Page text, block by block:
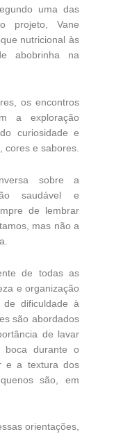
uma das
projeto, Vane
nutricional às
abobrinha na
os encontros
a exploração
curiosidade e
cores e sabores.
sobre a
saudável e
de lembrar
mas não a
de todas as
e organização
dificuldade à
são abordados
de lavar
durante o
e a textura dos
são, em
orientações,